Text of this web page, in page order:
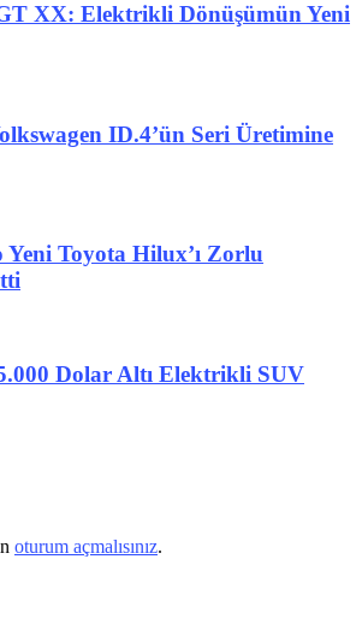
XX: Elektrikli Dönüşümün Yeni
ID.4’ün Seri Üretimine
Toyota Hilux’ı Zorlu
Dolar Altı Elektrikli SUV
oturum açmalısınız.